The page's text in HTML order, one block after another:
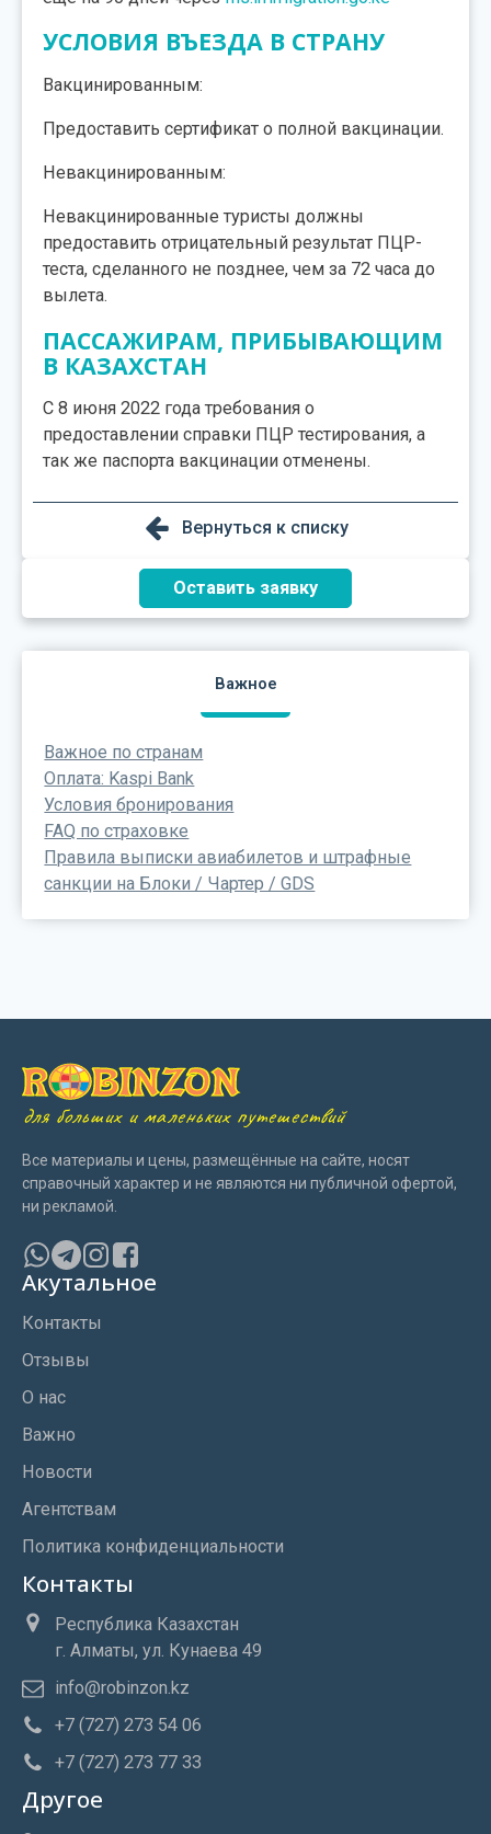
УСЛОВИЯ ВЪЕЗДА В СТРАНУ
Вакцинированным:
Предоставить сертификат о полной вакцинации.
Невакцинированным:
Невакцинированные туристы должны
предоставить отрицательный результат ПЦР-
теста, сделанного не позднее, чем за 72 часа до
вылета.
ПАССАЖИРАМ, ПРИБЫВАЮЩИМ
В КАЗАХСТАН
С 8 июня 2022 года требования о
предоставлении справки ПЦР тестирования, а
так же паспорта вакцинации отменены.
Вернуться к списку
Оставить заявку
Важное
Важное по странам
Оплата: Kaspi Bank
Условия бронирования
FAQ по страховке
Правила выписки авиабилетов и штрафные
санкции на Блоки / Чартер / GDS
для больших и маленьких путешествий
Все материалы и цены, размещённые на сайте, носят
справочный характер и не являются ни публичной офертой,
ни рекламой.
Акутальное
Контакты
Отзывы
О нас
Важно
Новости
Агентствам
Политика конфиденциальности
Контакты
Республика Казахстан
г. Алматы, ул. Кунаева 49
info@robinzon.kz
+7 (727) 273 54 06
+7 (727) 273 77 33
Другое